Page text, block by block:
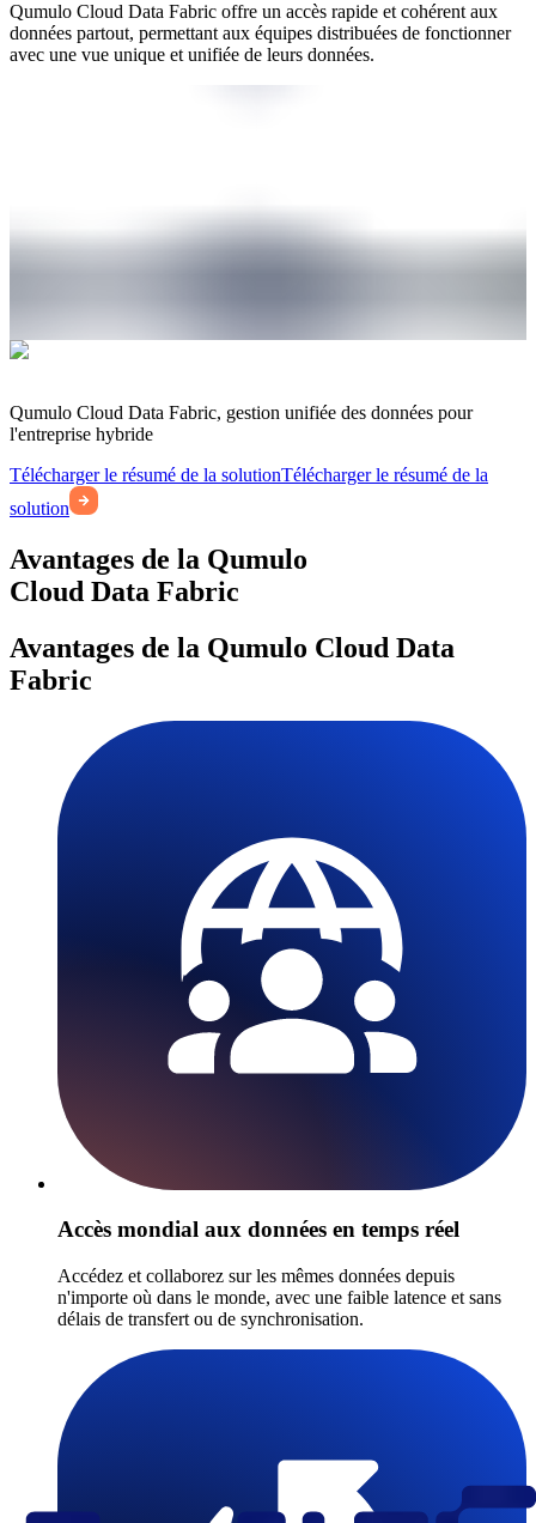
Qumulo Cloud Data Fabric offre un accès rapide et cohérent aux
données partout, permettant aux équipes distribuées de fonctionner
avec une vue unique et unifiée de leurs données.
Qumulo Cloud Data Fabric, gestion unifiée des données pour
l'entreprise hybride
Télécharger le résumé de la solutionTélécharger le résumé de la
solution
Avantages de la Qumulo
Cloud Data Fabric
Avantages de la Qumulo Cloud Data
Fabric
Accès mondial aux données en temps réel
Accédez et collaborez sur les mêmes données depuis
n'importe où dans le monde, avec une faible latence et sans
délais de transfert ou de synchronisation.